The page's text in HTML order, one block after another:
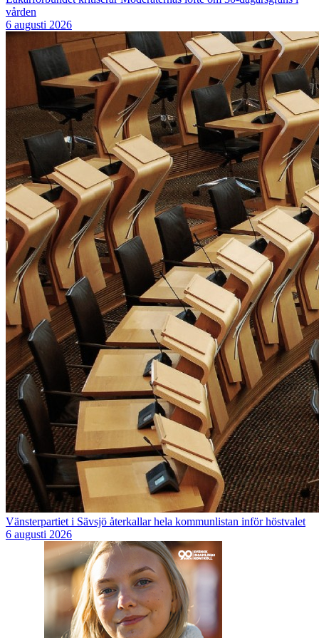
vården
6 augusti 2026
Vänsterpartiet i Sävsjö återkallar hela kommunlistan inför höstvalet
6 augusti 2026